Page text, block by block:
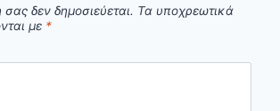
δεν δημοσιεύεται. Τα υποχρεωτικά
με *